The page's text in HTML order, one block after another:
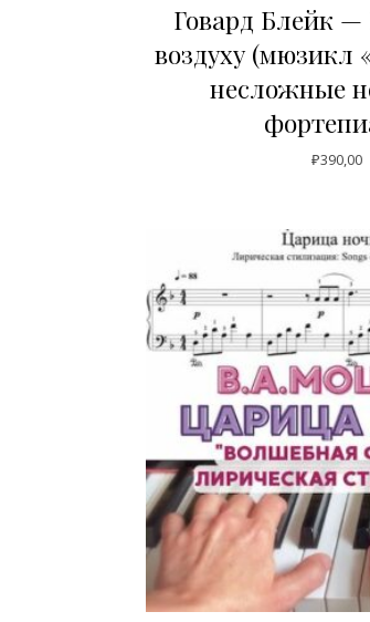
Говард Блейк
воздуху (мюзикл
несложные
₽390,00